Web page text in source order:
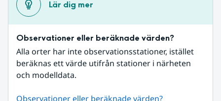
Lär dig mer
Observationer eller beräknade värden?
Alla orter har inte observationsstationer, istället
beräknas ett värde utifrån stationer i närheten
och modelldata.
Observationer eller beräknade värden?